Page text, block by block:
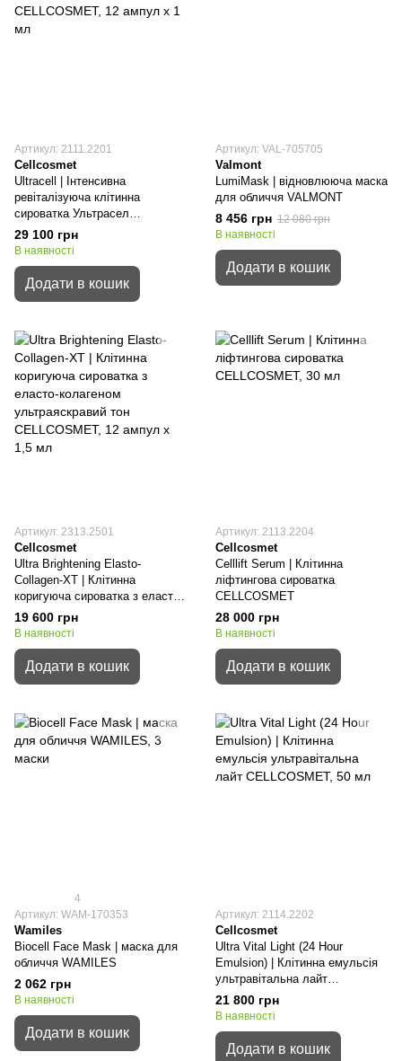
Артикул: 2111.2201
Cellcosmet
Ultracell | Інтенсивна
ревіталізуюча клітинна
сироватка Ультрасел
CELLCOSMET
29 100 грн
В наявності
Додати в кошик
Артикул: VAL-705705
Valmont
LumiMask | відновлююча маска
для обличчя VALMONT
8 456 грн 12 080 грн
В наявності
Додати в кошик
Артикул: 2313.2501
Cellcosmet
Ultra Brightening Elasto-
Collagen-XT | Клітинна
коригуюча сироватка з еласто-
колагеном ультраяскравий тон
CELLCOSMET
19 600 грн
В наявності
Додати в кошик
Артикул: 2113.2204
Cellcosmet
Celllift Serum | Клітинна
ліфтингова сироватка
CELLCOSMET
28 000 грн
В наявності
Додати в кошик
4
Артикул: WAM-170353
Wamiles
Biocell Face Mask | маска для
обличчя WAMILES
2 062 грн
В наявності
Додати в кошик
Артикул: 2114.2202
Cellcosmet
Ultra Vital Light (24 Hour
Emulsion) | Клітинна емульсія
ультравітальна лайт
CELLCOSMET
21 800 грн
В наявності
Додати в кошик